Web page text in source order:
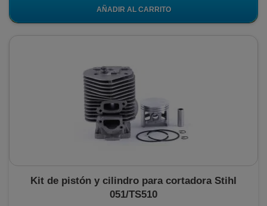
AÑADIR AL CARRITO
Kit de pistón y cilindro para cortadora Stihl
051/TS510